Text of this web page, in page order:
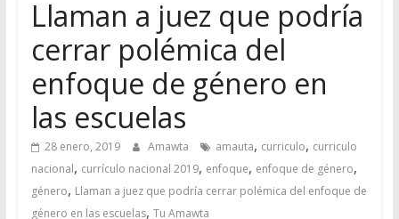
Llaman a juez que podría
cerrar polémica del
enfoque de género en
las escuelas
28 enero, 2019 Amawta amauta, curriculo, curriculo
nacional, currículo nacional 2019, enfoque, enfoque de género,
género, Llaman a juez que podría cerrar polémica del enfoque de
género en las escuelas, Tu Amawta